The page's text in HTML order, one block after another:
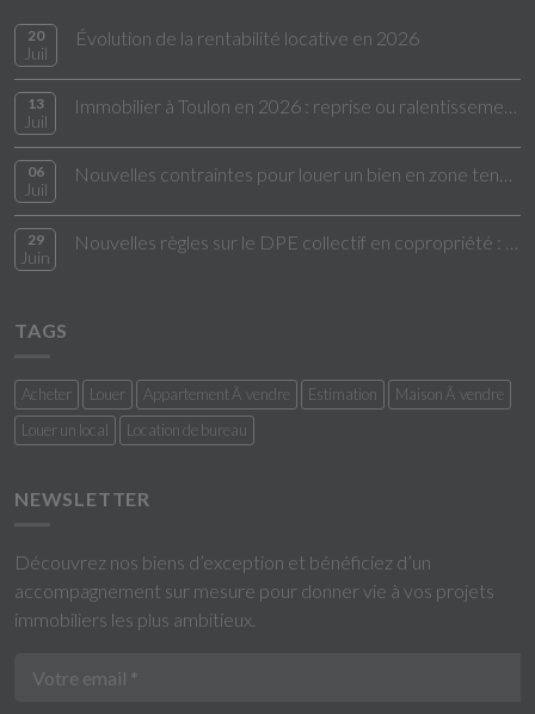
20
Juil
Évolution de la rentabilité locative en 2026
13
Juil
06
Juil
29
Juin
TAGS
Acheter Louer Appartement Ã vendre Estimation
Maison Ã vendre
Louer un local
Location de bureau
NEWSLETTER
Découvrez nos biens d’exception et bénéficiez d’un
accompagnement sur mesure pour donner vie à vos projets
immobiliers les plus ambitieux.